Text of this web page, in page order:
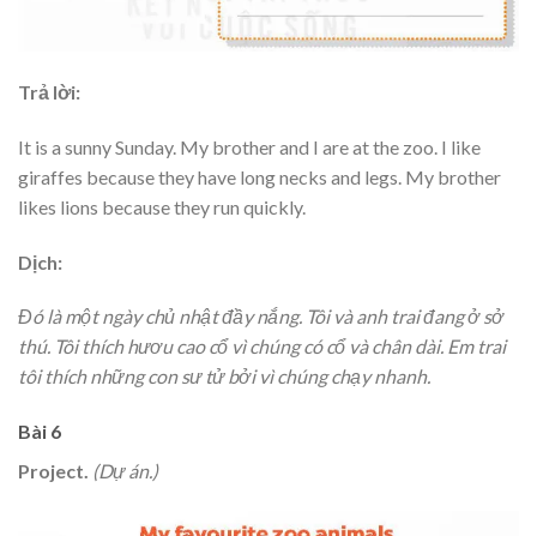
Trả lời:
It is a sunny Sunday. My brother and I are at the zoo. I like
giraffes because they have long necks and legs. My brother
likes lions because they run quickly.
Dịch:
Đó là một ngày chủ nhật đầy nắng. Tôi và anh trai đang ở sở
thú. Tôi thích hươu cao cổ vì chúng có cổ và chân dài. Em trai
tôi thích những con sư tử bởi vì chúng chạy nhanh.
Bài 6
Project. (Dự án.)